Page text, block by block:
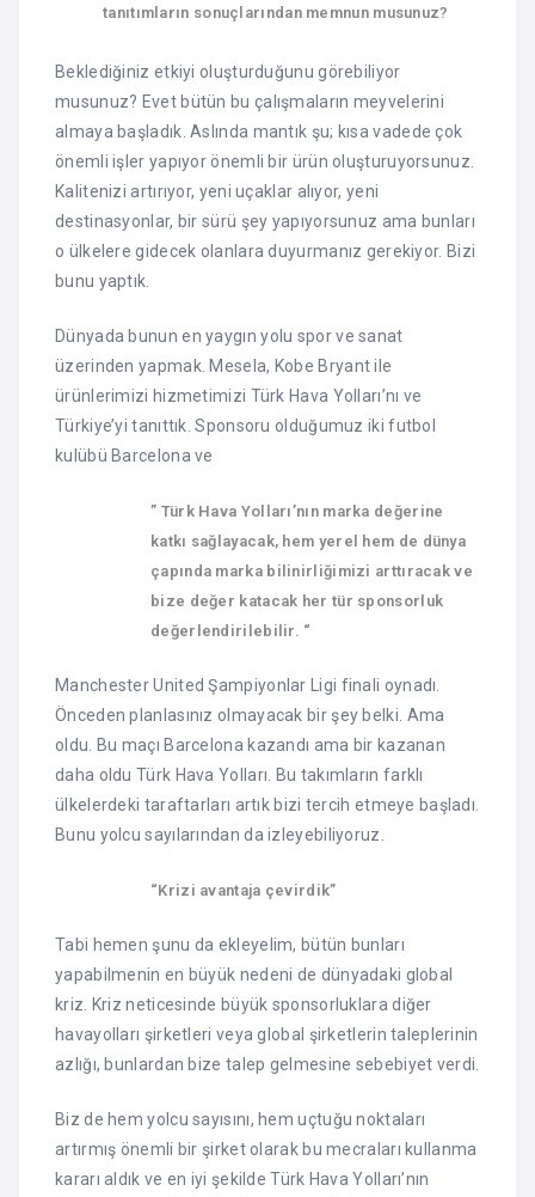
tanıtımların sonuçlarından memnun musunuz?
Beklediğiniz etkiyi oluşturduğunu görebiliyor
musunuz? Evet bütün bu çalışmaların meyvelerini
almaya başladık. Aslında mantık şu; kısa vadede çok
önemli işler yapıyor önemli bir ürün oluşturuyorsunuz.
Kalitenizi artırıyor, yeni uçaklar alıyor, yeni
destinasyonlar, bir sürü şey yapıyorsunuz ama bunları
o ülkelere gidecek olanlara duyurmanız gerekiyor. Bizi
bunu yaptık.
Dünyada bunun en yaygın yolu spor ve sanat
üzerinden yapmak. Mesela, Kobe Bryant ile
ürünlerimizi hizmetimizi Türk Hava Yolları’nı ve
Türkiye’yi tanıttık. Sponsoru olduğumuz iki futbol
kulübü Barcelona ve
” Türk Hava Yolları’nın marka değerine
katkı sağlayacak, hem yerel hem de dünya
çapında marka bilinirliğimizi arttıracak ve
bize değer katacak her tür sponsorluk
değerlendirilebilir. “
Manchester United Şampiyonlar Ligi finali oynadı.
Önceden planlasınız olmayacak bir şey belki. Ama
oldu. Bu maçı Barcelona kazandı ama bir kazanan
daha oldu Türk Hava Yolları. Bu takımların farklı
ülkelerdeki taraftarları artık bizi tercih etmeye başladı.
Bunu yolcu sayılarından da izleyebiliyoruz.
“Krizi avantaja çevirdik”
Tabi hemen şunu da ekleyelim, bütün bunları
yapabilmenin en büyük nedeni de dünyadaki global
kriz. Kriz neticesinde büyük sponsorluklara diğer
havayolları şirketleri veya global şirketlerin taleplerinin
azlığı, bunlardan bize talep gelmesine sebebiyet verdi.
Biz de hem yolcu sayısını, hem uçtuğu noktaları
artırmış önemli bir şirket olarak bu mecraları kullanma
kararı aldık ve en iyi şekilde Türk Hava Yolları’nın